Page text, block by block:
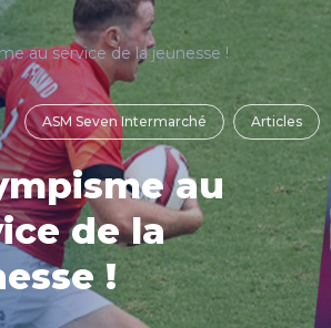
RECHERCHER
au service de la jeunesse !
ASM Seven Intermarché Articles
au
de la
!